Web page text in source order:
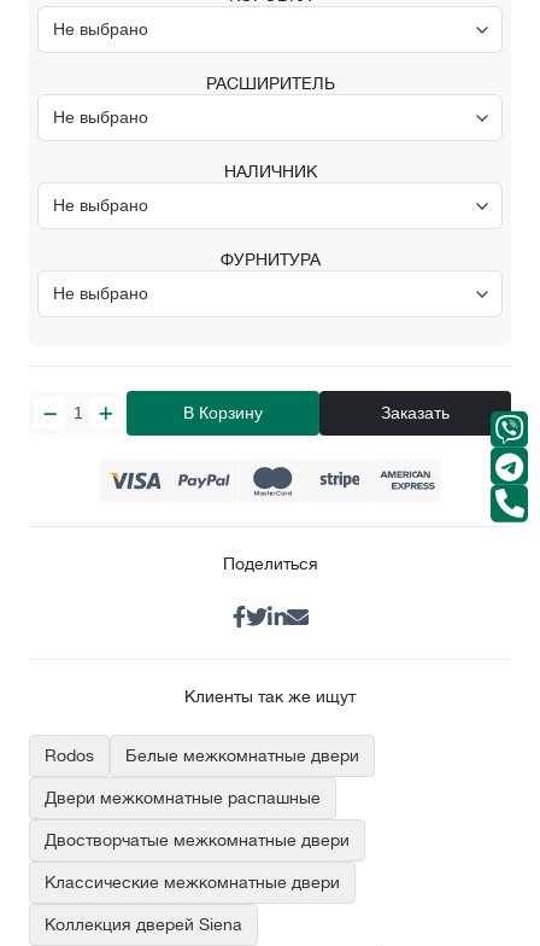
РАСШИРИТЕЛЬ
НАЛИЧНИК
ФУРНИТУРА
В Корзину Заказать
Поделиться
Клиенты так же ищут
Rodos Белые межкомнатные двери
Двери межкомнатные распашные
Двостворчатые межкомнатные двери
Классические межкомнатные двери
Коллекция дверей Siena